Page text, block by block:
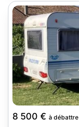
8 500 € à débattre